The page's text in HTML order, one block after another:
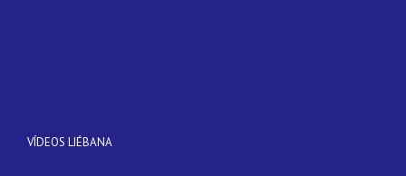
VÍDEOS LIÉBANA